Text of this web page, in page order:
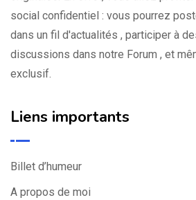
social confidentiel : vous pourrez
dans un fil d'actualités , participer à
discussions dans notre Forum , et
exclusif.
Liens importants
Billet d’humeur
A propos de moi